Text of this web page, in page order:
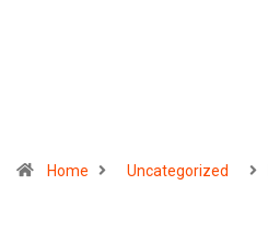
Home Uncategorized